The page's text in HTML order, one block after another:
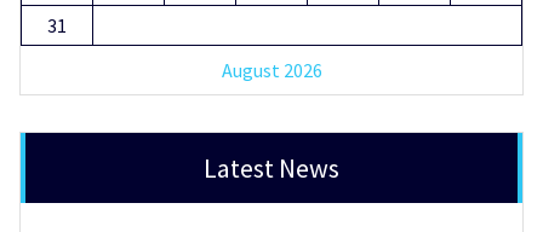
August 2026
31
Latest News